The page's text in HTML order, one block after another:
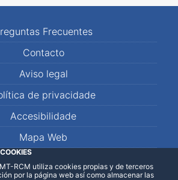
Frecuentes
Contacto
Aviso legal
de privacidade
Accesibilidade
Mapa Web
WhatsApp
RCM utiliza cookies propias y de terceros
por la página web así como almacenar las